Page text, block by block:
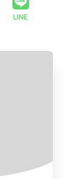
LINE